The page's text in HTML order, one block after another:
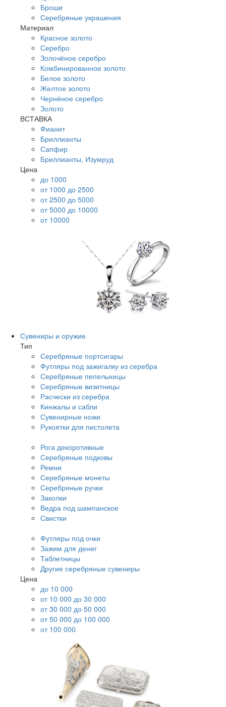
Броши
Серебряные украшения
Материал
Красное золото
Серебро
Золочёное серебро
Комбинированное золото
Белое золото
Желтое золото
Чернёное серебро
Золото
ВСТАВКА
Фианит
Бриллианты
Сапфир
Бриллианты, Изумруд
Цена
до 1000
от 1000 до 2500
от 2500 до 5000
от 5000 до 10000
от 10000
Сувениры и оружие
Тип
Серебряные портсигары
Футляры под зажигалку из серебра
Серебряные пепельницы
Серебряные визитницы
Расчески из серебра
Кинжалы и сабли
Сувенирные ножи
Рукоятки для пистолета
Рога декоротивные
Серебряные подковы
Ремни
Серебряные монеты
Серебряные ручки
Заколки
Ведра под шампанское
Свистки
Футляры под очки
Зажим для денег
Таблетницы
Другие серебряные сувениры
Цена
до 10 000
от 10 000 до 30 000
от 30 000 до 50 000
от 50 000 до 100 000
от 100 000